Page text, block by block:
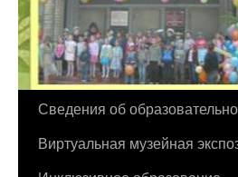
Перейти
Сведения об
Виртуальная музейная